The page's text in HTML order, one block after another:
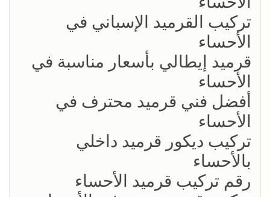
تركيب القرميد الإسباني في
الأحساء
قرميد إيطالي بأسعار مناسبة في
الأحساء
أفضل فني قرميد محترف في
الأحساء
تركيب ديكور قرميد داخلي
بالأحساء
رقم تركيب قرميد الأحساء